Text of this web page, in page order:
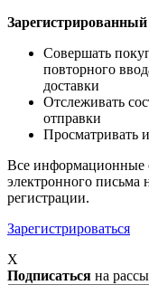
Совершать
повторного
доставки
Отслеживать
отправки
Просматривать
Все информационные
электронного письма
регистрации.
Зарегистрироваться
X
Подписаться на